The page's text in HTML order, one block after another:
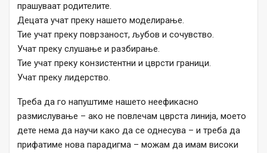
прашуваат родителите.
Децата учат преку нашето моделирање.
Тие учат преку поврзаност, љубов и сочувство.
Учат преку слушање и разбирање.
Тие учат преку конзистентни и цврсти граници.
Учат преку лидерство.
Треба да го напуштиме нашето неефикасно
размислување – ако не повлечам цврста линија, моето
дете нема да научи како да се однесува – и треба да
прифатиме нова парадигма – можам да имам високи